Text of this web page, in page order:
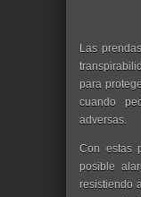
Las
para
cuando
adversas.
Con estas
posible
resistiendo